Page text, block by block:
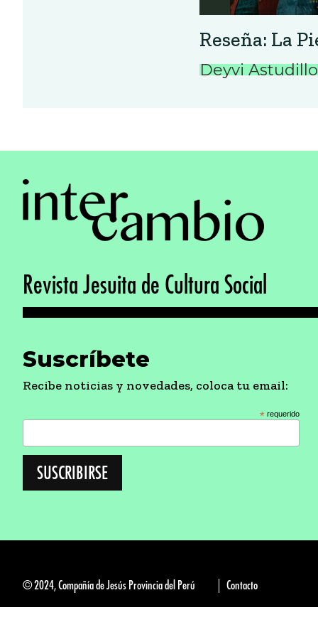
Reseña: La
Deyvi
Revista Jesuita de Cultura Social
Suscríbete
Recibe noticias y novedades, coloca tu email:
* requerido
© 2024, Compañía de Jesús Provincia del Perú Contacto